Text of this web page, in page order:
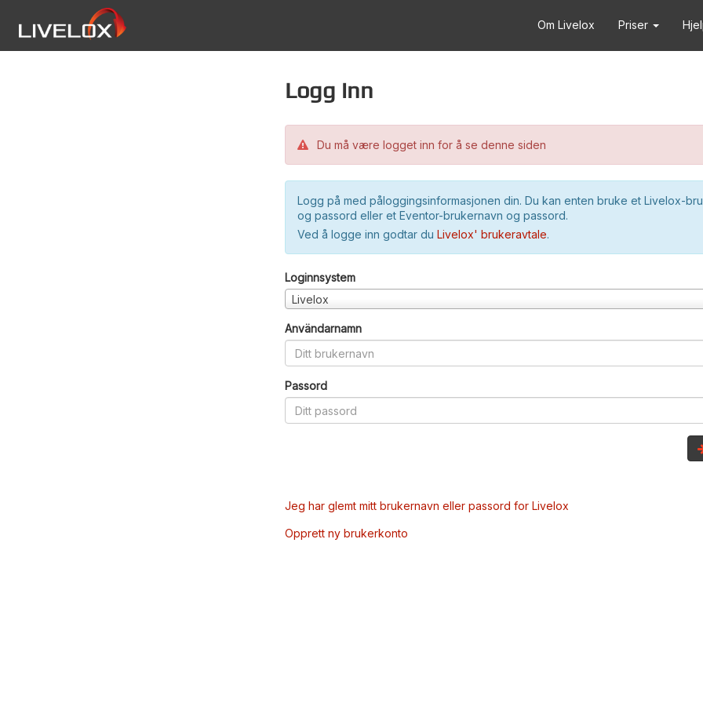
Om Livelox Priser
Logg inn
Du må være logget inn for å se denne siden
Logg på med påloggingsinformasjonen din. Du kan enten bruke et Livelox-
og passord eller et Eventor-brukernavn og passord.
Ved å logge inn godtar du Livelox' brukeravtale.
Loginnsystem
Livelox
Användarnamn
Passord
Jeg har glemt mitt brukernavn eller passord for Livelox
Opprett ny brukerkonto